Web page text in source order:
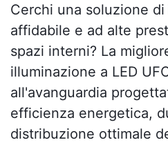
Cerchi una soluzione
affidabile e ad alte
spazi interni? La
illuminazione a LED
all'avanguardia
efficienza energetica,
distribuzione ottimale